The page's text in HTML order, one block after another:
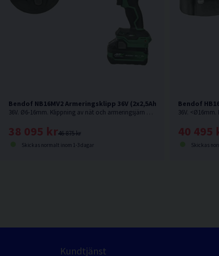
Bendof NB16MV2 Armeringsklipp 36V (2x2,5Ah)
36V. Ø6-16mm. Klippning av nät och armeringsjärn KS500 upp till Ø16 mm.
46 875 kr
38 095 kr
Skickas normalt inom 1-3 dagar
Bendof
40 495
Skickas
Kundtjänst